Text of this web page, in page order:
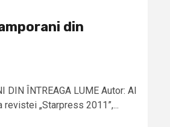
din
DIN ÎNTREAGA LUME Autor: Al
„Starpress 2011”,...